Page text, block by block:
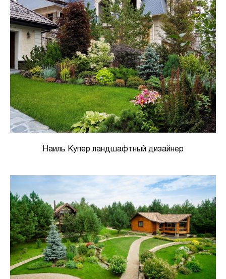
Наиль Купер ландшафтный дизайнер